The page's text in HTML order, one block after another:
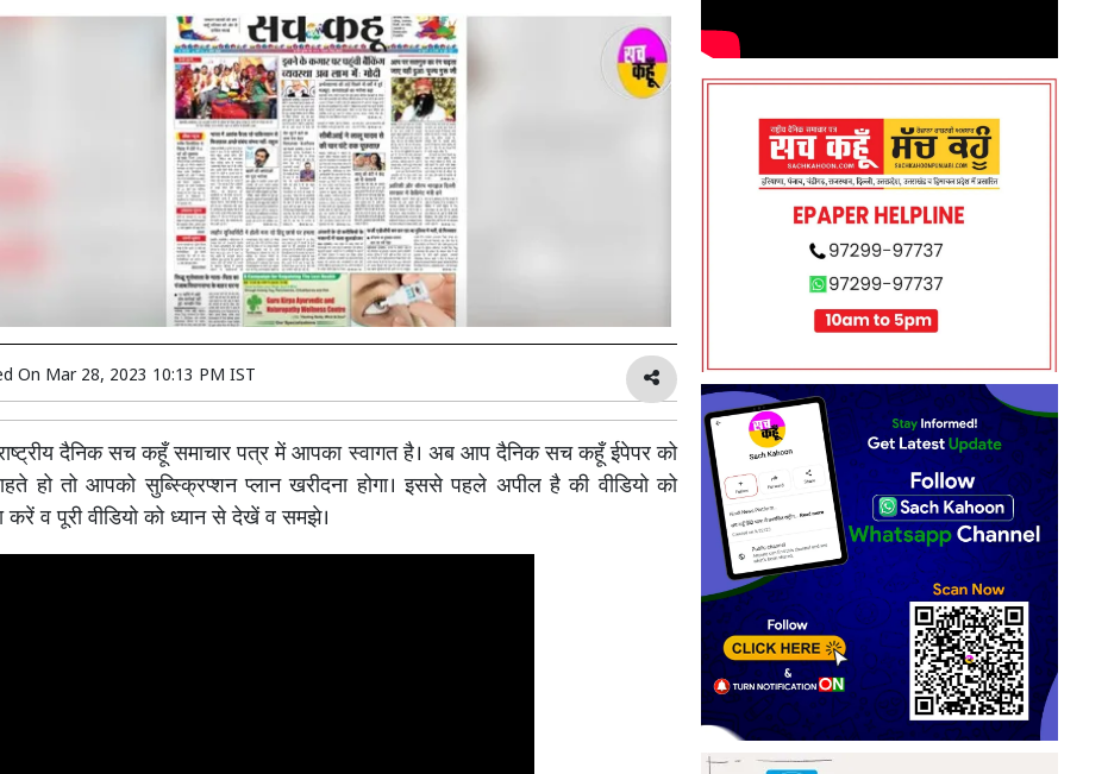
On Mar 28, 2023 10:13 PM IST
दैनिक सच कहूँ समाचार पत्र में आपका स्वागत है। अब आप दैनिक सच कहूँ ईपेपर को
हो तो आपको सुब्स्क्रिप्शन प्लान खरीदना होगा। इससे पहले अपील है की वीडियो को
करें व पूरी वीडियो को ध्यान से देखें व समझे।